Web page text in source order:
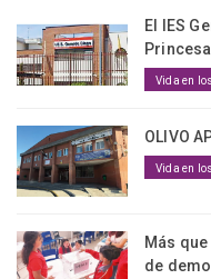
El IES
Vida en
OLIVO
Vida en
Más
de